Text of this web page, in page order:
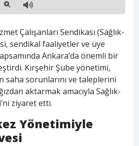
Çalışanları Sendikası (Sağlık-
sendikal faaliyetler ve üye
Ankara’da önemli bir
Kırşehir Şube yönetimi,
saha sorunlarını ve taleplerini
aktarmak amacıyla Sağlık-
ziyaret etti.
Yönetimiyle